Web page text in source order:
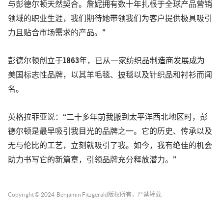
与彭德尔顿天然契合。詹妮拥有数十年扎根于全球产品营销
领域的职业生涯，我们期待她带领我们为客户提供极具吸引
力且贴合市场需求的产品。”
彭德尔顿创立于1863年，已从一家纺织品制造商发展成为
美国标志性品牌，以其羊毛毯、披毯以及针织品和衬衫而闻
名。
英格拉菲亚说：“二十多年前我搬到太平洋西北地区时，彭
德尔顿是最早吸引我目光的品牌之一。它的历史、传承以及
无与伦比的工艺，立刻就吸引了我。如今，我有绝佳的机会
助力书写它的新篇章，引领品牌充分释放潜力。”
Copyright © 2024 Benjamin Fitzgerald 版权所有，严禁转载.